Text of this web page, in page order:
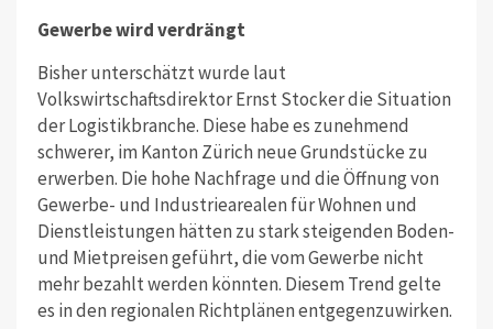
Gewerbe wird verdrängt
Bisher unterschätzt wurde laut
Volkswirtschaftsdirektor Ernst Stocker die Situation
der Logistikbranche. Diese habe es zunehmend
schwerer, im Kanton Zürich neue Grundstücke zu
erwerben. Die hohe Nachfrage und die Öffnung von
Gewerbe- und Industriearealen für Wohnen und
Dienstleistungen hätten zu stark steigenden Boden-
und Mietpreisen geführt, die vom Gewerbe nicht
mehr bezahlt werden könnten. Diesem Trend gelte
es in den regionalen Richtplänen entgegenzuwirken.